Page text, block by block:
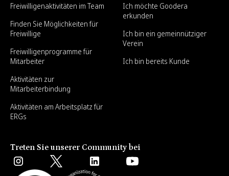
Freiwilligenaktivitäten im Team
Finden Sie Möglichkeiten für
Freiwillige
Freiwilligenprogramme für
Mitarbeiter
Aktivitäten zur
Mitarbeiterbindung
Aktivitäten am Arbeitsplatz für
ERGs
Ich möchte Goodera
erkunden
Ich bin ein gemeinnütziger
Verein
Ich bin bereits Kunde
Treten Sie unserer Community bei